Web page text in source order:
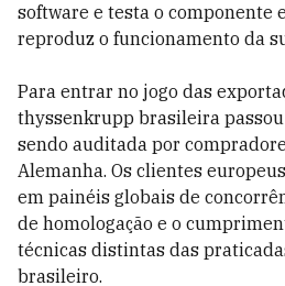
software e testa o componente
reproduz o funcionamento da
Para entrar no jogo das
thyssenkrupp brasileira
sendo auditada por
Alemanha. Os clientes
em painéis globais de
de homologação e o
técnicas distintas das
brasileiro.